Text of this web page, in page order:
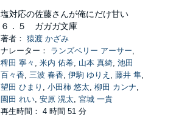
塩対応の佐藤さんが俺にだけ甘い
６．５ ガガガ文庫
著者： 猿渡 かざみ
ナレーター： ランズベリー アーサー,
稗田 寧々 , 米内 佑希, 山本 真綺, 池田
百々香, 三波 春香, 伊駒 ゆりえ , 藤井 隼,
望田 ひまり , 小田柿 悠太, 柳田 カンナ,
園田 れい, 安原 滉太, 宮城 一貴
再生時間： 4 時間 51 分